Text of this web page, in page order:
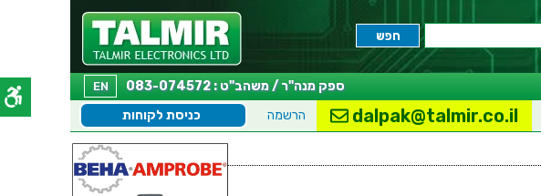
EN
ספק מנה"ר / משהב"ט : 083-074572
כניסת לקוחות הרשמה dalpak@talmir.co.il